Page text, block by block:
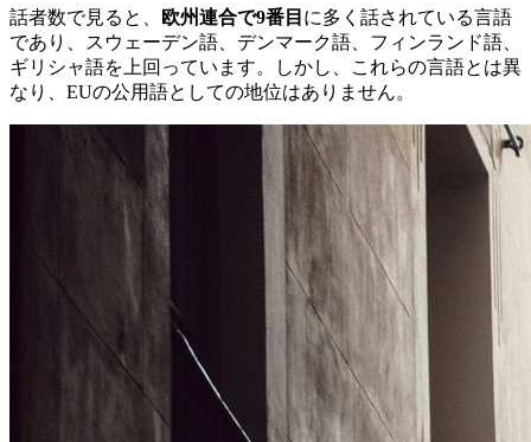
話者数で見ると、 欧州連合で9番目 に多く話されている言語
であり、スウェーデン語、デンマーク語、フィンランド語、
ギリシャ語を上回っています。しかし、これらの言語とは異
なり、EUの公用語としての地位はありません。